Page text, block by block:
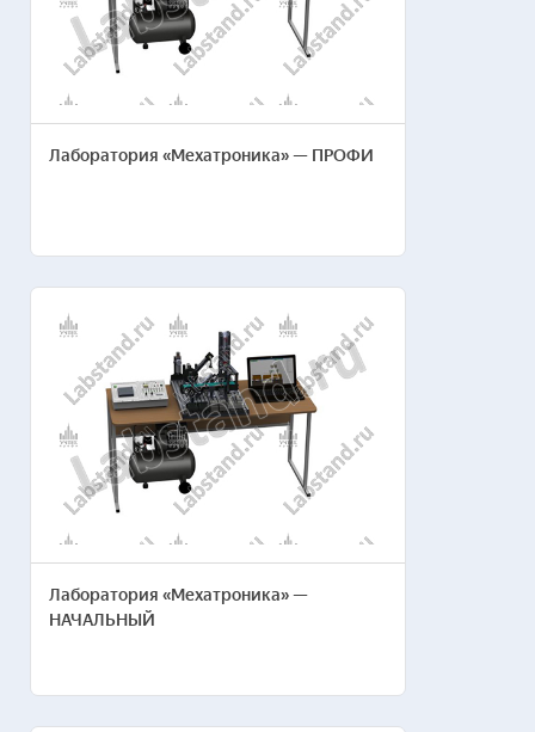
Лаборатория «Мехатроника» — ПРОФИ
Лаборатория «Мехатроника» —
НАЧАЛЬНЫЙ
Пожелания по
комплектации
лаборатории
Направление
Пожелания по составу*